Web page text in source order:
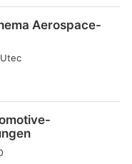
Aerospace-